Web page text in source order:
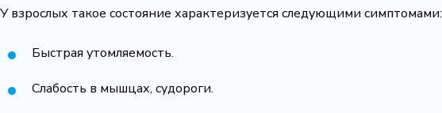
У взрослых такое состояние характеризуется следующими симптомами:
Быстрая утомляемость.
Слабость в мышцах, судороги.